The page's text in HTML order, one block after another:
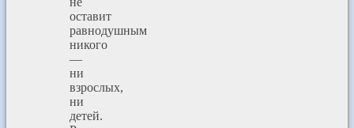
оставит
равнодушным
никого
—
ни
взрослых,
ни
детей.